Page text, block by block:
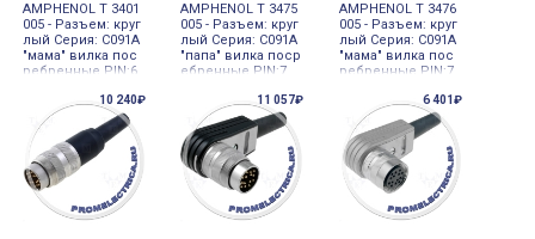
AMPHENOL T 3401
005 - Разъем: круг
лый Серия: C091A
"мама" вилка пос
ребренные PIN:6
AMPHENOL T 3475
005 - Разъем: круг
лый Серия: C091A
"папа" вилка поср
ебренные PIN:7
AMPHENOL T 3476
005 - Разъем: круг
лый Серия: C091A
"мама" вилка пос
ребренные PIN:7
10 240₽ 11 057₽ 6 401₽